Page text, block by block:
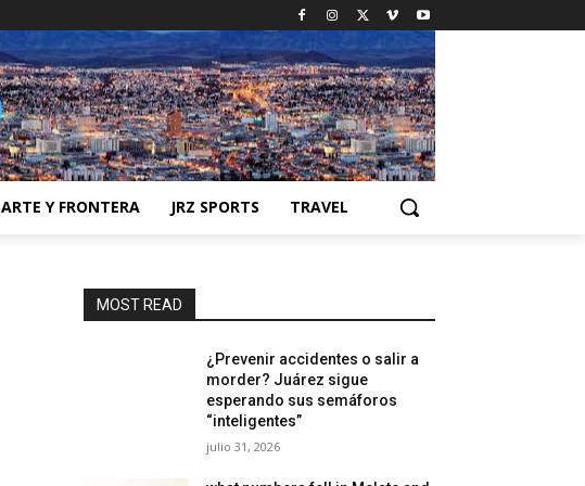
ARTE Y FRONTERA JRZ SPORTS TRAVEL
MOST READ
¿Prevenir accidentes o salir a
morder? Juárez sigue
esperando sus semáforos
“inteligentes”
julio 31, 2026